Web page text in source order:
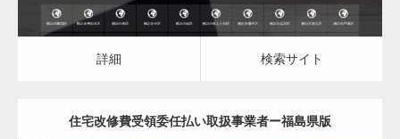
詳細 検索サイト
住宅改修費受領委任払い取扱事業者ー福島県版
一般社団法人高齢者支援協会がコミュパ.com
のホームページを…
通常投稿